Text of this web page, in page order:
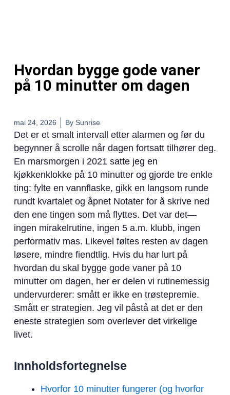
Hvordan bygge gode vaner
på 10 minutter om dagen
mai 24, 2026 BySunrise
Det er et smalt intervall etter alarmen og før du
begynner å scrolle når dagen fortsatt tilhører deg.
En marsmorgen i 2021 satte jeg en
kjøkkenklokke på 10 minutter og gjorde tre enkle
ting: fylte en vannflaske, gikk en langsom runde
rundt kvartalet og åpnet Notater for å skrive ned
den ene tingen som må flyttes. Det var det—
ingen mirakelrutine, ingen 5 a.m. klubb, ingen
performativ mas. Likevel føltes resten av dagen
løsere, mindre fiendtlig. Hvis du har lurt på
hvordan du skal bygge gode vaner på 10
minutter om dagen, her er delen vi rutinemessig
undervurderer: smått er ikke en trøstepremie.
Smått er strategien. Jeg vil påstå at det er den
eneste strategien som overlever det virkelige
livet.
Innholdsfortegnelse
Hvorfor 10 minutter fungerer (og hvorfor